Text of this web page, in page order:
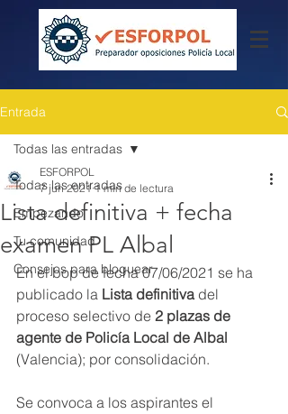
Entrada
Todas las entradas
Empezando
Tu comunidad
Consejos para bloguear
Todas las entradas
Lista definitiva + fecha
examen PL Albal
ESFORPOL
7 jun 2021 1 min de lectura
En el bop de fecha 07/06/2021 se ha
publicado la Lista definitiva del
proceso selectivo de 2 plazas de
agente de Policía Local de Albal
(Valencia); por consolidación.
Se convoca a los aspirantes el